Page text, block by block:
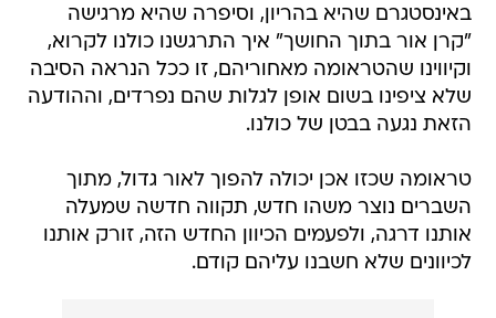
באינסטגרם שהיא בהריון, וסיפרה שהיא מרגישה
"קרן אור בתוך החושך" איך התרגשנו כולנו לקרוא,
וקיווינו שהטראומה מאחוריהם, זו ככל הנראה הסיבה
שלא ציפינו בשום אופן לגלות שהם נפרדים, וההודעה
הזאת נגעה בבטן של כולנו.
טראומה שכזו אכן יכולה להפוך לאור גדול, מתוך
השברים נוצר משהו חדש, תקווה חדשה שמעלה
אותנו דרגה, ולפעמים הכיוון החדש הזה, זורק אותנו
לכיוונים שלא חשבנו עליהם קודם.